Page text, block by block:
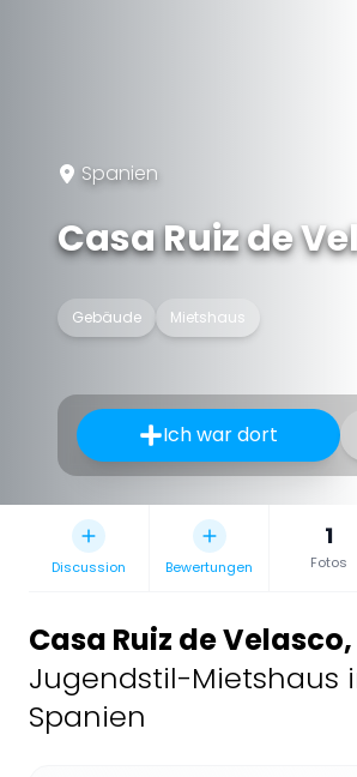
Spanien
Casa Ruiz de
Gebäude Mietshaus
Ich war dort
Discussion Bewertungen
1
Fotos
Casa Ruiz de Velasco,
Jugendstil-Mietshaus
Spanien